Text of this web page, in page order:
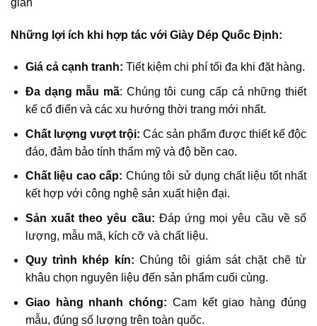
Những lợi ích khi hợp tác với Giày Dép Quốc Định:
Giá cả cạnh tranh: Tiết kiệm chi phí tối đa khi đặt hàng.
Đa dạng mẫu mã: Chúng tôi cung cấp cả những thiết
kế cổ điển và các xu hướng thời trang mới nhất.
Chất lượng vượt trội: Các sản phẩm được thiết kế độc
đáo, đảm bảo tính thẩm mỹ và độ bền cao.
Chất liệu cao cấp: Chúng tôi sử dụng chất liệu tốt nhất
kết hợp với công nghệ sản xuất hiện đại.
Sản xuất theo yêu cầu: Đáp ứng mọi yêu cầu về số
lượng, mẫu mã, kích cỡ và chất liệu.
Quy trình khép kín:Chúng tôi giám sát chặt chẽ từ
khâu chọn nguyên liệu đến sản phẩm cuối cùng.
Giao hàng nhanh chóng: Cam kết giao hàng đúng
mẫu, đúng số lượng trên toàn quốc.